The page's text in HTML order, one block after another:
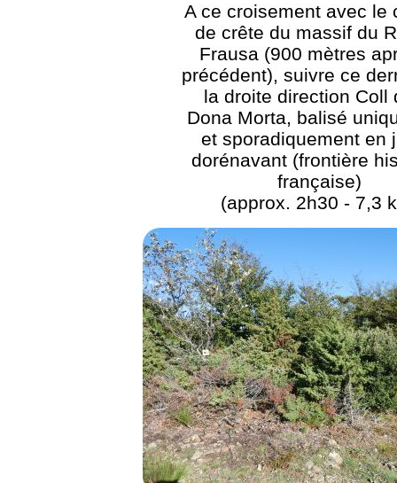
A ce croisement avec le
de crête du massif du
Frausa (900 mètres
précédent), suivre ce
la droite direction Coll
Dona Morta, balisé
et sporadiquement en
dorénavant (frontière
française)
(approx. 2h30 - 7,3